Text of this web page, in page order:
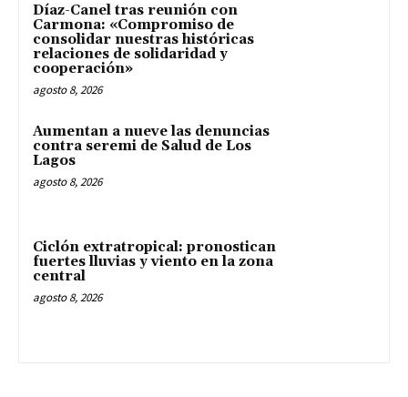
Díaz-Canel tras reunión con
Carmona: «Compromiso de
consolidar nuestras históricas
relaciones de solidaridad y
cooperación»
agosto 8, 2026
Aumentan a nueve las denuncias
contra seremi de Salud de Los
Lagos
agosto 8, 2026
Ciclón extratropical: pronostican
fuertes lluvias y viento en la zona
central
agosto 8, 2026